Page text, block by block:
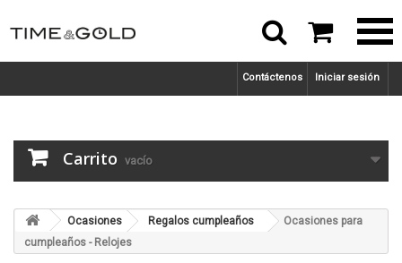
Iniciar sesión
Contáctenos
Carrito vacío
Ocasiones Regalos cumpleaños
Ocasiones para
cumpleaños - Relojes
 
